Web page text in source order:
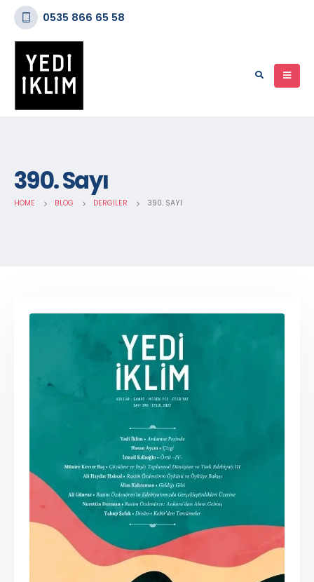
0535 866 65 58
390. Sayı
HOME BLOG DERGILER 390. SAYI